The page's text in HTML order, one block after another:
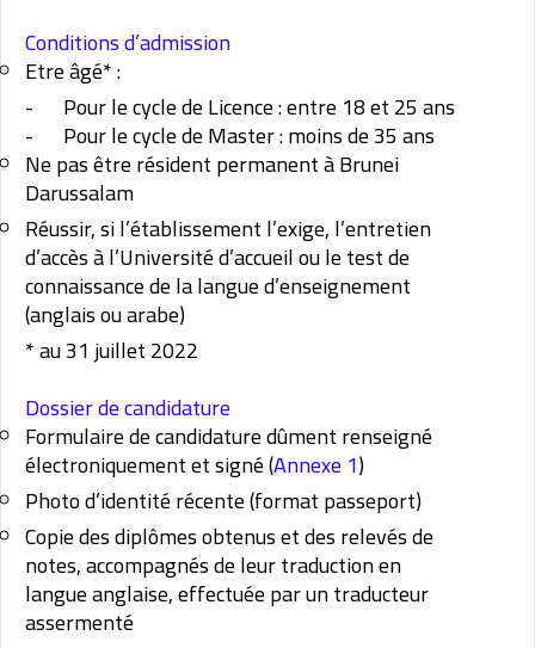
Conditions d’admission
Etre âgé* :
-
Pour le cycle de Licence : entre 18 et 25 ans
- Pour le cycle de Master : moins de 35 ans
Ne pas être résident permanent à Brunei
Darussalam
Réussir, si l’établissement l’exige, l’entretien
d’accès à l’Université d’accueil ou le test de
connaissance de la langue d’enseignement
(anglais ou arabe)
* au 31 juillet 2022
Dossier de candidature
Formulaire de candidature dûment renseigné
électroniquement et signé (Annexe 1)
Photo d’identité récente (format passeport)
Copie des diplômes obtenus et des relevés de
notes, accompagnés de leur traduction en
langue anglaise, effectuée par un traducteur
assermenté